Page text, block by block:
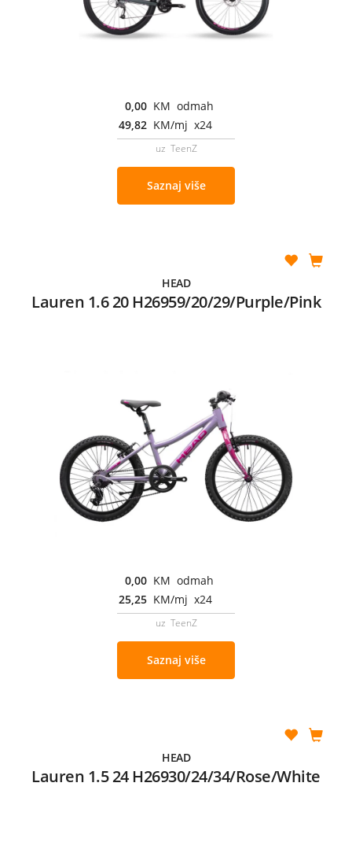
0,00 KM odmah
49,82 KM/mj x24
uz TeenZ
Saznaj više
HEAD
Lauren 1.6 20 H26959/20/29/Purple/Pink
0,00 KM odmah
25,25 KM/mj x24
uz TeenZ
Saznaj više
HEAD
Lauren 1.5 24 H26930/24/34/Rose/White